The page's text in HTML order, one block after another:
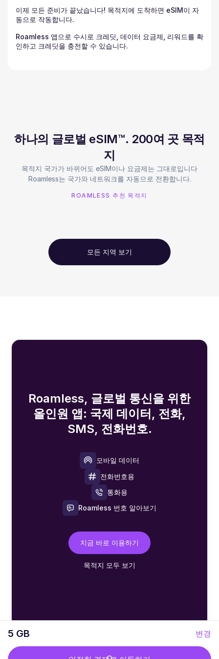
5 GB 변경
이제 모든 준비가 끝났습니다! 목적지에 도착하면 eSIM이 자
동으로 작동합니다.
Roamless 앱으로 수시로 크레딧, 데이터 요금제, 리워드를 확
인하고 크레딧을 충전할 수 있습니다.
하나의 글로벌 eSIM™. 200여 곳 목적
지
목적지 국가가 바뀌어도 eSIM이나 요금제는 그대로입니다
Roamless는 국가와 네트워크를 자동으로 전환합니다.
ROAMLESS 추천 목적지
모든 지역 보기
Roamless, 글로벌 통신을 위한
올인원 앱: 국제 데이터, 전화,
SMS, 전화번호.
모바일 데이터
전화번호용
통화용
Roamless 번호 알아보기
지금 바로 이용하기
목적지 모두 보기